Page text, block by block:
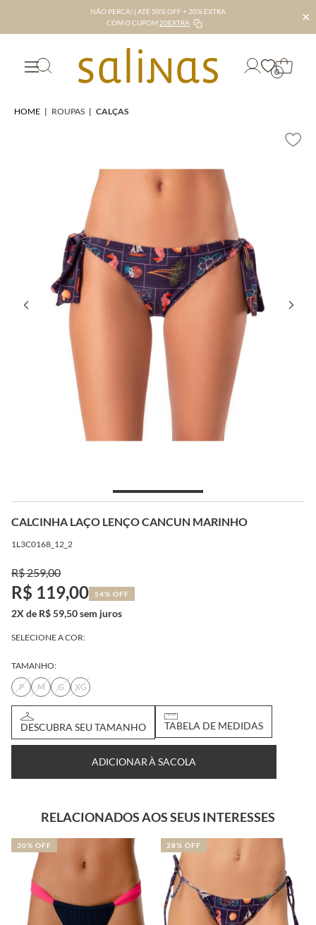
NÃO PERCA! | ATÉ 50% OFF + 20% EXTRA
COM O CUPOM 20EXTRA ✕
0
HOME | ROUPAS | CALÇAS
CALCINHA LAÇO LENÇO CANCUN MARINHO
1L3C0168_12_2
R$ 259,00
R$ 119,00 54% OFF
2X de R$ 59,50 sem juros
SELECIONE A COR:
TAMANHO:
P
M G XG
TAMANHO
MEDIDAS
30% OFF 28% OFF